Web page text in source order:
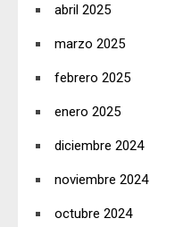
abril 2025
marzo 2025
febrero 2025
enero 2025
diciembre 2024
noviembre 2024
octubre 2024